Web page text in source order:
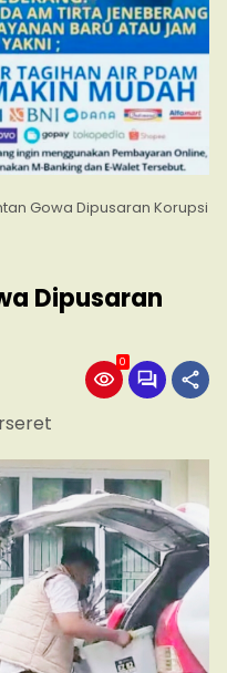
Gowa Dipusaran Korupsi
Dipusaran
0